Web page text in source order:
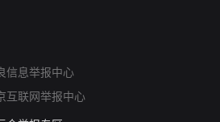
信息举报中心
互联网举报中心
会举报专区